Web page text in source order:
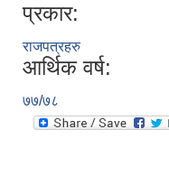
प्रकार:
राजपत्रहरु
आर्थिक वर्ष:
७७/७८